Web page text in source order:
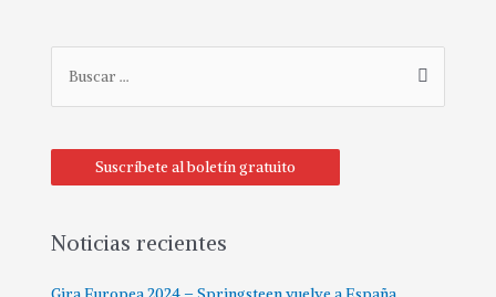
c
a
p
Suscríbete al boletín gratuito
Noticias recientes